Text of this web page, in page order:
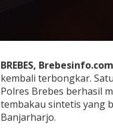
r
o
B
r
e
b
e
BREBES, Brebesinfo.com
kembali terbongkar.
Polres Brebes berhasil
tembakau sintetis yang
Banjarharjo.